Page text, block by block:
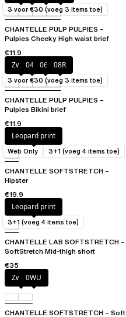
CHANTELLE PULP PULPIES –
Pulpies Cheeky High waist brief
€11.9
3 voor €30 (voeg 3 items toe)
Zwart044 06L 08R
CHANTELLE PULP PULPIES –
Pulpies Bikini brief
€11.9
3 voor €30 (voeg 3 items toe)
Leopard print
CHANTELLE SOFTSTRETCH –
Hipster
€19.9
Web Only 3+1 (voeg 4 items toe)
Leopard print
CHANTELLE LAB SOFTSTRETCH –
SoftStretch Mid-thigh short
€35
3+1 (voeg 4 items toe)
Zwart0WU
CHANTELLE SOFTSTRETCH – Soft